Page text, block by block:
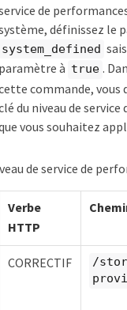
de
définissez le
system_defined
paramètre à true .
commande, vous
du niveau de
vous souhaitez
de service de
Verbe
HTTP
CORRECTIF
/